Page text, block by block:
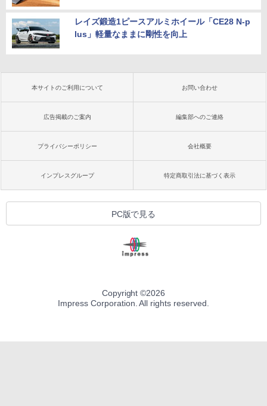
レイズ鍛造1ピースアルミホイール「CE28 N-p
lus」軽量なままに剛性を向上
本サイトのご利用について お問い合わせ
広告掲載のご案内 編集部へのご連絡
プライバシーポリシー 会社概要
インプレスグループ 特定商取引法に基づく表示
PC版で見る
Copyright ©2026
Impress Corporation. All rights reserved.